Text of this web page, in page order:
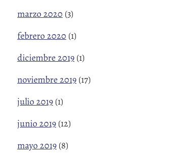
marzo 2020 (3)
febrero 2020 (1)
diciembre 2019(1)
noviembre 2019(17)
julio 2019(1)
junio 2019(12)
mayo 2019(8)